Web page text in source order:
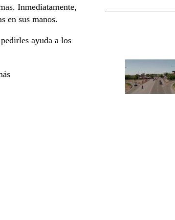
Inmediatamente,
en sus manos.
ayuda a los